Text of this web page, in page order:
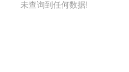
未查询到任何数据!